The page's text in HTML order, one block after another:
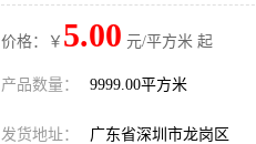
价格：￥ 5.00 元/平方米 起
产品数量： 9999.00平方米
发货地址： 广东省深圳市龙岗区